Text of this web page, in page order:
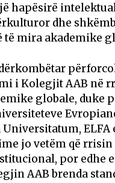
hapësirë
dhe
të mira akademike
i Kolegjit AAB në
globale, duke
ELFA
jo vetëm që rrisin
por edhe
AAB brenda